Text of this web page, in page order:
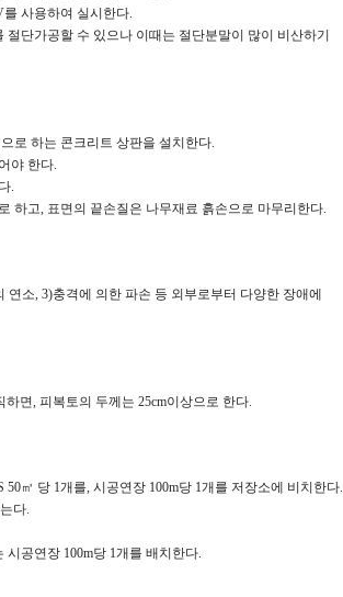
사용하여 실시한다.
절단가공할 수 있으나 이때는 절단분말이 많이 비산하기
로 하는 콘크리트 상판을 설치한다.
야 한다.
.
하고, 표면의 끝손질은 나무재료 흙손으로 마무리한다.
소, 3)충격에 의한 파손 등 외부로부터 다양한 장애에
면, 피복토의 두께는 25cm이상으로 한다.
㎥ 당 1개를, 시공연장 100m당 1개를 저장소에 비치한다.
다.
시공연장 100m당 1개를 배치한다.